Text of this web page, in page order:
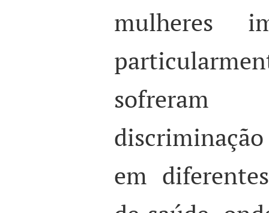
mulheres
sofreram
em